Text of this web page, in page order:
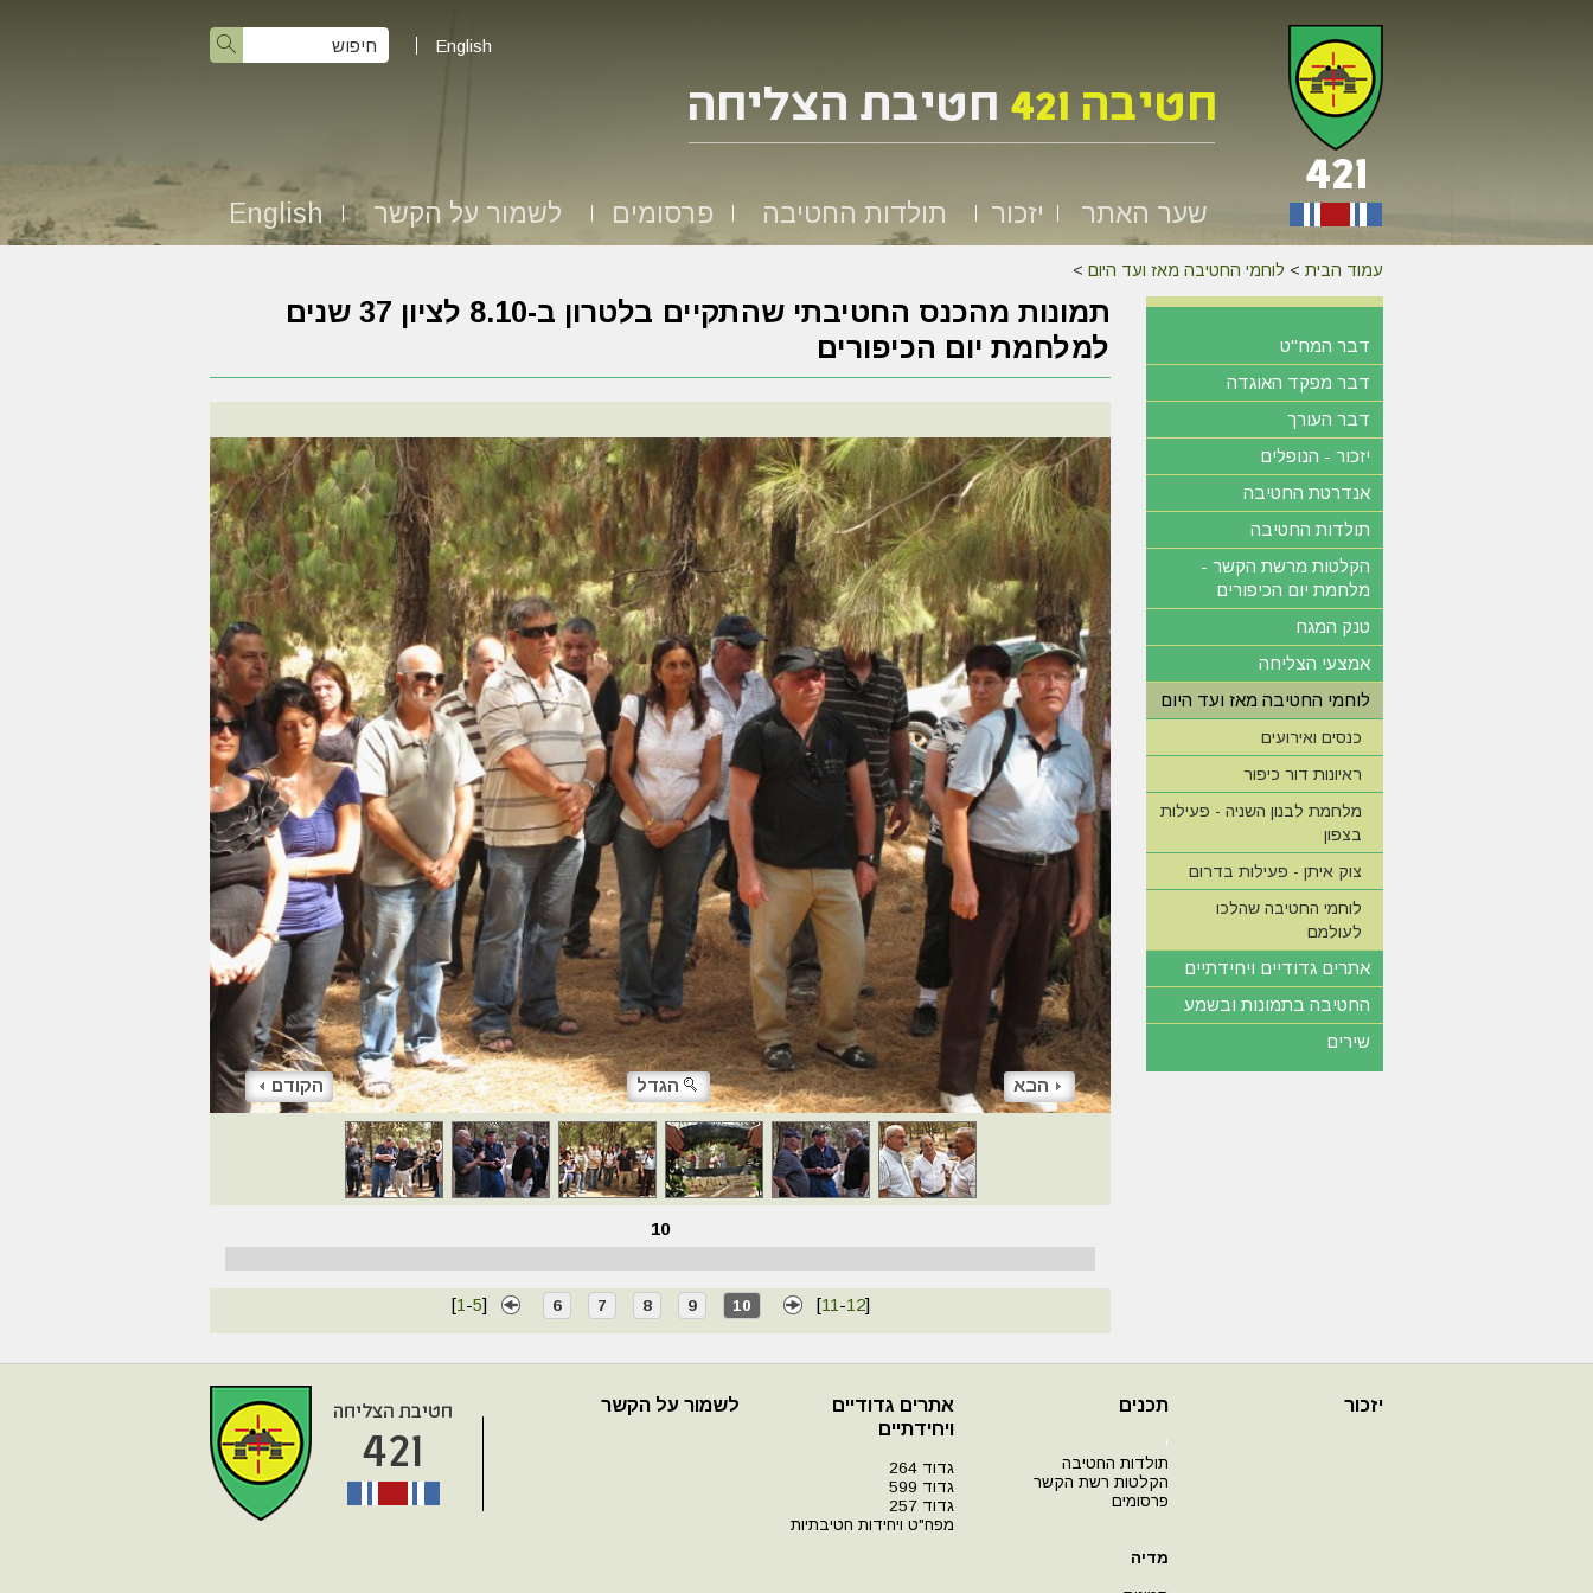
English
שער האתר יזכור תולדות החטיבה פרסומים לשמור על הקשר English
עמוד הבית > לוחמי החטיבה מאז ועד היום >
תמונות מהכנס החטיבתי שהתקיים בלטרון ב-8.10 לציון 37 שנים
למלחמת יום הכיפורים
הקודם הגדל הבא
10
[1 -5] 6 7 8 9 10 [11 -12]
דבר המח"ט
דבר מפקד האוגדה
דבר העורך
יזכור - הנופלים
אנדרטת החטיבה
תולדות החטיבה
הקלטות מרשת הקשר -
מלחמת יום הכיפורים
טנק המגח
אמצעי הצליחה
לוחמי החטיבה מאז ועד היום
כנסים ואירועים
ראיונות דור כיפור
מלחמת לבנון השניה - פעילות
בצפון
צוק איתן - פעילות בדרום
לוחמי החטיבה שהלכו
לעולמם
אתרים גדודיים ויחידתיים
החטיבה בתמונות ובשמע
שירים
יזכור תכנים
י
תולדות החטיבה
הקלטות רשת הקשר
פרסומים
מדיה
אתרים גדודיים
ויחידתיים
גדוד 264
גדוד 599
גדוד 257
מפח"ט ויחידות חטיבתיות
לשמור על הקשר